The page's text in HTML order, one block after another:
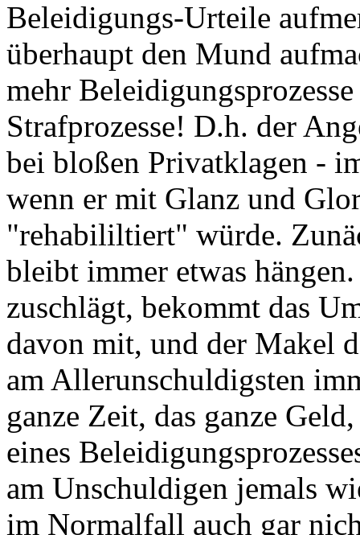
Beleidigungs-Urteile
überhaupt den Mund
mehr
Strafprozesse! D.h. der
bei bloßen Privatklagen -
wenn er mit Glanz und
"rehabililtiert" würde.
bleibt immer etwas
zuschlägt, bekommt das
davon mit, und der Makel
am Allerunschuldigsten
ganze Zeit, das ganze
eines
am Unschuldigen jemals
im Normalfall auch gar